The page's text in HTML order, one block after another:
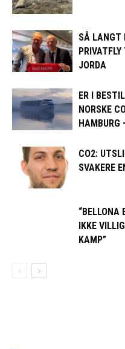
SÅ LANGT
JORDA
ER I
NORSKE
HAMBURG
CO2:
SVAKERE
“BELLONA
IKKE
KAMP”